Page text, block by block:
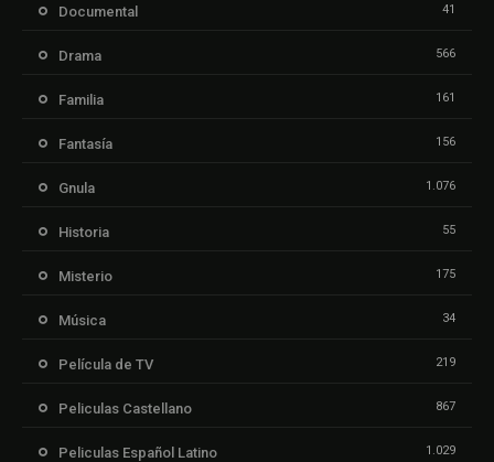
Documental 41
Drama 566
Familia 161
Fantasía 156
Gnula 1.076
Historia 55
Misterio 175
Música 34
Película de TV 219
Peliculas Castellano 867
Peliculas Español Latino 1.029